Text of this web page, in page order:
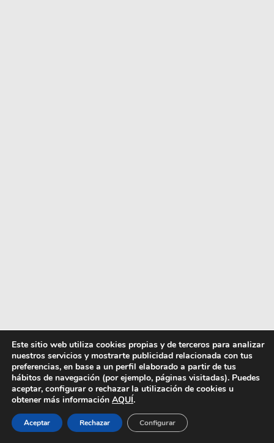
Este sitio web utiliza cookies propias y de terceros para analizar
nuestros servicios y mostrarte publicidad relacionada con tus
preferencias, en base a un perfil elaborado a partir de tus
hábitos de navegación (por ejemplo, páginas visitadas). Puedes
aceptar, configurar o rechazar la utilización de cookies u
obtener más información AQUÍ.
Aceptar Rechazar Configurar